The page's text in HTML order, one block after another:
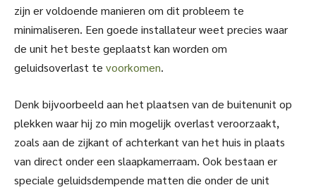
zijn er voldoende manieren om dit probleem te
minimaliseren. Een goede installateur weet precies waar
de unit het beste geplaatst kan worden om
geluidsoverlast te voorkomen.
Denk bijvoorbeeld aan het plaatsen van de buitenunit op
plekken waar hij zo min mogelijk overlast veroorzaakt,
zoals aan de zijkant of achterkant van het huis in plaats
van direct onder een slaapkamerraam. Ook bestaan er
speciale geluidsdempende matten die onder de unit